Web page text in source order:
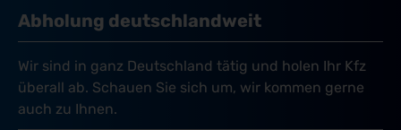
Abholung deutschlandweit
Wir sind in ganz Deutschland tätig und holen Ihr Kfz
überall ab. Schauen Sie sich um, wir kommen gerne
auch zu Ihnen.